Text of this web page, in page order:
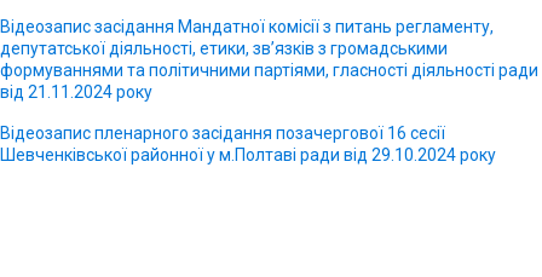
Відеозапис засідання Мандатної комісії з питань регламенту,
депутатської діяльності, етики, зв’язків з громадськими
формуваннями та політичними партіями, гласності діяльності ради
від 21.11.2024 року
Відеозапис пленарного засідання позачергової 16 сесії
Шевченківської районної у м.Полтаві ради від 29.10.2024 року